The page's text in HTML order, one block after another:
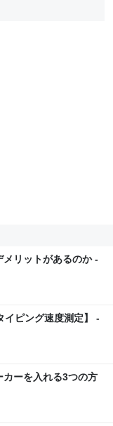
リットがあるのか -
イピング速度測定】 -
カーを入れる3つの方